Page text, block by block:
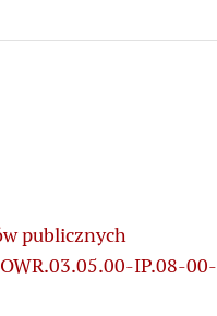
publicznych
IP.08-00-